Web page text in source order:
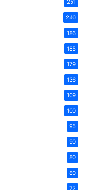
251
246
186
185
179
136
109
100
95
90
80
80
72